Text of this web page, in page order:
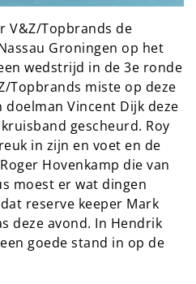
V&Z/Topbrands de
Groningen op het
wedstrijd in de 3e ronde
Topbrands miste op deze
doelman Vincent Dijk deze
gescheurd. Roy
in zijn en voet en de
Hovenkamp die van
moest er wat dingen
reserve keeper Mark
deze avond. In Hendrik
goede stand in op de